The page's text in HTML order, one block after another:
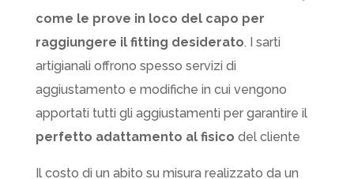
come le prove in loco del capo per
raggiungere il fitting desiderato. I sarti
artigianali offrono spesso servizi di
aggiustamento e modifiche in cui vengono
apportati tutti gli aggiustamenti per garantire il
perfetto adattamento al fisico del cliente
Il costo di un abito su misura realizzato da un